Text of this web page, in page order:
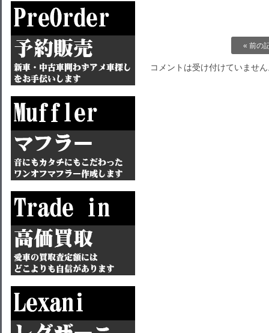
« 前の
コメントは受け付けていませ